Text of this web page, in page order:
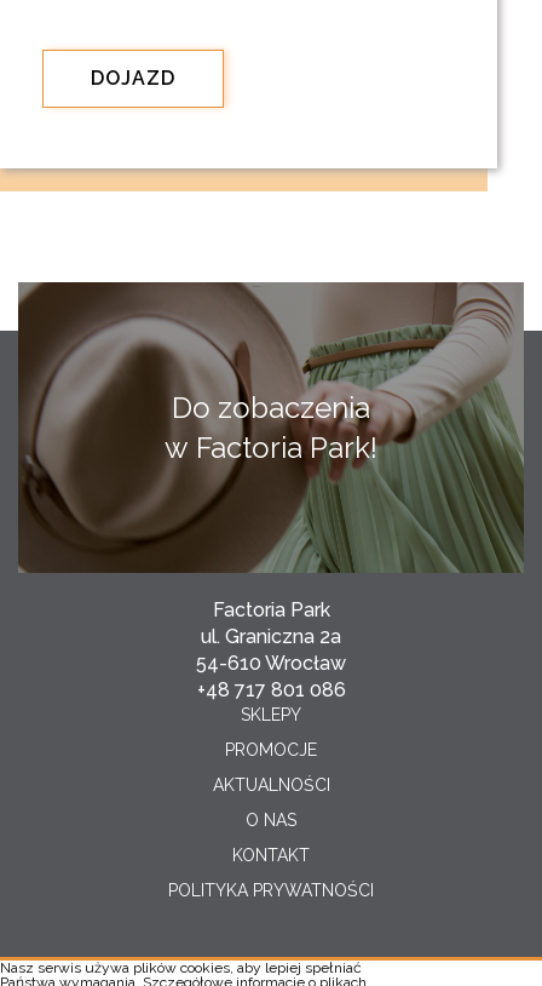
DOJAZD
Do zobaczenia
w Factoria Park!
Factoria Park
ul. Graniczna 2a
54-610 Wrocław
+48 717 801 086
SKLEPY
PROMOCJE
AKTUALNOŚCI
O NAS
KONTAKT
POLITYKA PRYWATNOŚCI
Nasz serwis używa plików cookies, aby lepiej spełniać
Państwa wymagania. Szczegółowe informacje o plikach